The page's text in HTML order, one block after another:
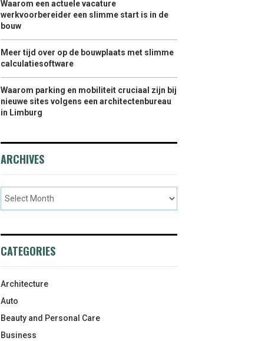
Waarom een actuele vacature
werkvoorbereider een slimme start is in de
bouw
Meer tijd over op de bouwplaats met slimme
calculatiesoftware
Waarom parking en mobiliteit cruciaal zijn bij
nieuwe sites volgens een architectenbureau
in Limburg
ARCHIVES
CATEGORIES
Architecture
Auto
Beauty and Personal Care
Business